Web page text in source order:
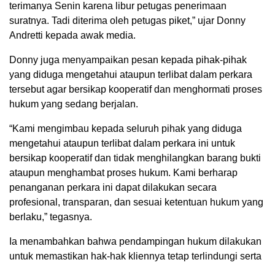
terimanya Senin karena libur petugas penerimaan
suratnya. Tadi diterima oleh petugas piket,” ujar Donny
Andretti kepada awak media.
Donny juga menyampaikan pesan kepada pihak-pihak
yang diduga mengetahui ataupun terlibat dalam perkara
tersebut agar bersikap kooperatif dan menghormati proses
hukum yang sedang berjalan.
“Kami mengimbau kepada seluruh pihak yang diduga
mengetahui ataupun terlibat dalam perkara ini untuk
bersikap kooperatif dan tidak menghilangkan barang bukti
ataupun menghambat proses hukum. Kami berharap
penanganan perkara ini dapat dilakukan secara
profesional, transparan, dan sesuai ketentuan hukum yang
berlaku,” tegasnya.
Ia menambahkan bahwa pendampingan hukum dilakukan
untuk memastikan hak-hak kliennya tetap terlindungi serta